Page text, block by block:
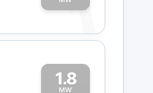
1
1.8
MW